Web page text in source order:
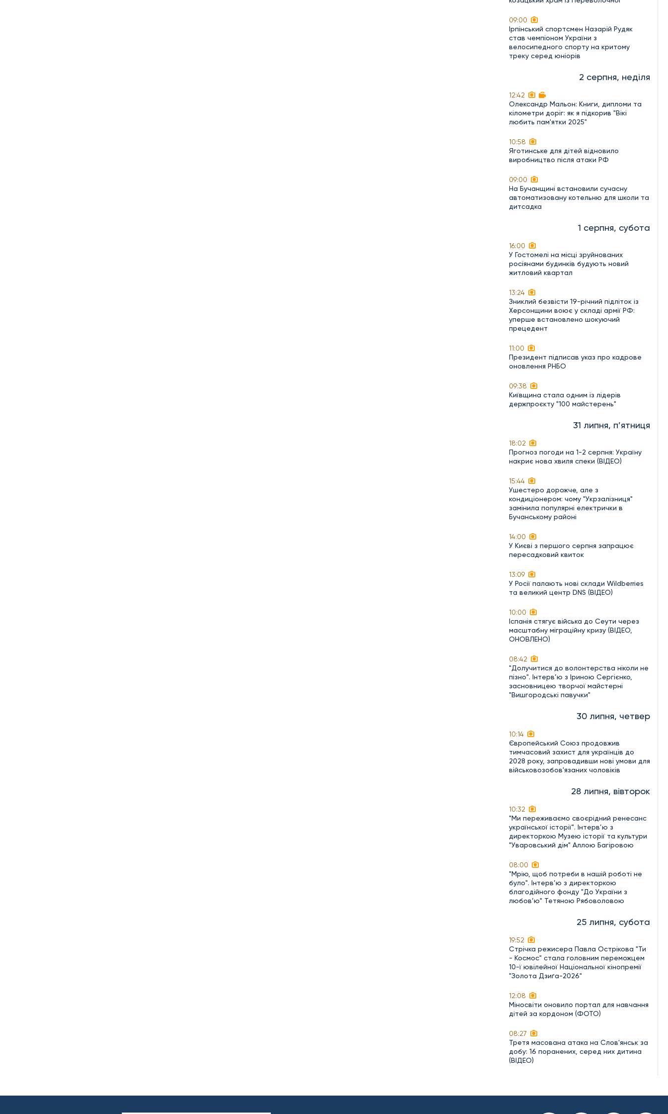
09:00
Ірпінський спортсмен Назарій Рудяк
став чемпіоном України з
велосипедного спорту на критому
треку серед юніорів
2 серпня, неділя
12:42
Олександр Мальон: Книги, дипломи та
кілометри доріг: як я підкорив "Вікі
любить пам'ятки 2025"
10:58
Яготинське для дітей відновило
виробництво після атаки РФ
09:00
На Бучанщині встановили сучасну
автоматизовану котельню для школи та
дитсадка
1 серпня, субота
16:00
У Гостомелі на місці зруйнованих
росіянами будинків будують новий
житловий квартал
13:24
Зниклий безвісти 19-річний підліток із
Херсонщини воює у складі армії РФ:
уперше встановлено шокуючий
прецедент
11:00
Президент підписав указ про кадрове
оновлення РНБО
09:38
Київщина стала одним із лідерів
держпроєкту "100 майстерень"
31 липня, п’ятниця
18:02
Прогноз погоди на 1-2 серпня: Україну
накриє нова хвиля спеки (ВІДЕО)
15:44
Ушестеро дорожче, але з
кондиціонером: чому "Укрзалізниця"
замінила популярні електрички в
Бучанському районі
14:00
У Києві з першого серпня запрацює
пересадковий квиток
13:09
У Росії палають нові склади Wildberries
та великий центр DNS (ВІДЕО)
10:00
Іспанія стягує війська до Сеути через
масштабну міграційну кризу (ВІДЕО,
ОНОВЛЕНО)
08:42
"Долучитися до волонтерства ніколи не
пізно". Інтерв’ю з Іриною Сергієнко,
засновницею творчої майстерні
"Вишгородські павучки"
30 липня, четвер
10:14
Європейський Союз продовжив
тимчасовий захист для українців до
2028 року, запровадивши нові умови для
військовозобов'язаних чоловіків
28 липня, вівторок
10:32
"Ми переживаємо своєрідний ренесанс
української історії". Інтерв’ю з
директоркою Музею історії та культури
"Уваровський дім" Аллою Багіровою
08:00
"Мрію, щоб потреби в нашій роботі не
було". Інтерв’ю з директоркою
благодійного фонду "До України з
любов’ю" Тетяною Рябоволовою
25 липня, субота
19:52
Стрічка режисера Павла Острікова "Ти
- Космос" стала головним переможцем
10-ї ювілейної Національної кінопремії
"Золота Дзиґа-2026"
12:08
Міносвіти оновило портал для навчання
дітей за кордоном (ФОТО)
08:27
Третя масована атака на Слов'янськ за
добу: 16 поранених, серед них дитина
(ВІДЕО)